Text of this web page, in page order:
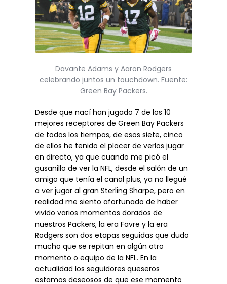
Davante Adams y Aaron Rodgers
celebrando juntos un touchdown. Fuente:
Green Bay Packers.
Desde que nací han jugado 7 de los 10
mejores receptores de Green Bay Packers
de todos los tiempos, de esos siete, cinco
de ellos he tenido el placer de verlos jugar
en directo, ya que cuando me picó el
gusanillo de ver la NFL, desde el salón de un
amigo que tenía el canal plus, ya no llegué
a ver jugar al gran Sterling Sharpe, pero en
realidad me siento afortunado de haber
vivido varios momentos dorados de
nuestros Packers, la era Favre y la era
Rodgers son dos etapas seguidas que dudo
mucho que se repitan en algún otro
momento o equipo de la NFL. En la
actualidad los seguidores queseros
estamos deseosos de que ese momento